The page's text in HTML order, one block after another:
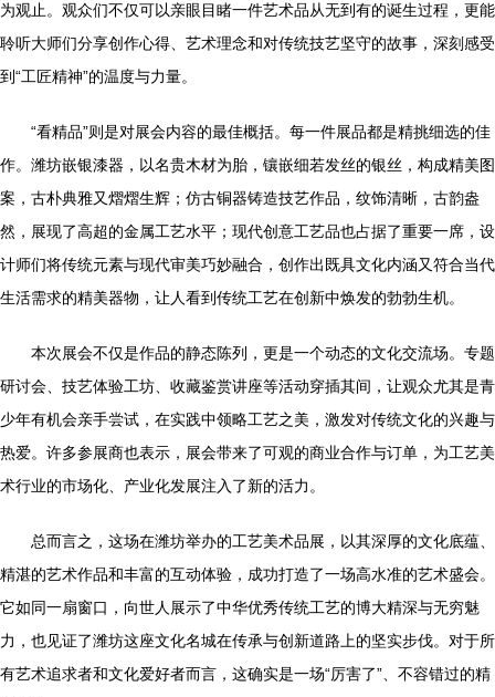
为观止。观众们不仅可以亲眼目睹一件艺术品从无到有的诞生过程，更能
聆听大师们分享创作心得、艺术理念和对传统技艺坚守的故事，深刻感受
到“工匠精神”的温度与力量。
“看精品”则是对展会内容的最佳概括。每一件展品都是精挑细选的佳
作。潍坊嵌银漆器，以名贵木材为胎，镶嵌细若发丝的银丝，构成精美图
案，古朴典雅又熠熠生辉；仿古铜器铸造技艺作品，纹饰清晰，古韵盎
然，展现了高超的金属工艺水平；现代创意工艺品也占据了重要一席，设
计师们将传统元素与现代审美巧妙融合，创作出既具文化内涵又符合当代
生活需求的精美器物，让人看到传统工艺在创新中焕发的勃勃生机。
本次展会不仅是作品的静态陈列，更是一个动态的文化交流场。专题
研讨会、技艺体验工坊、收藏鉴赏讲座等活动穿插其间，让观众尤其是青
少年有机会亲手尝试，在实践中领略工艺之美，激发对传统文化的兴趣与
热爱。许多参展商也表示，展会带来了可观的商业合作与订单，为工艺美
术行业的市场化、产业化发展注入了新的活力。
总而言之，这场在潍坊举办的工艺美术品展，以其深厚的文化底蕴、
精湛的艺术作品和丰富的互动体验，成功打造了一场高水准的艺术盛会。
它如同一扇窗口，向世人展示了中华优秀传统工艺的博大精深与无穷魅
力，也见证了潍坊这座文化名城在传承与创新道路上的坚实步伐。对于所
有艺术追求者和文化爱好者而言，这确实是一场“厉害了”、不容错过的精